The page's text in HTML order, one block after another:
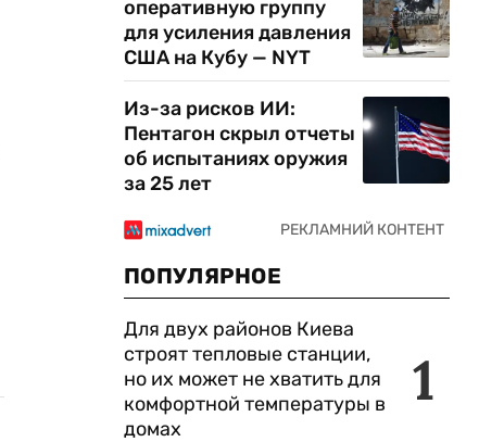
оперативную группу
для усиления давления
США на Кубу — NYT
Из-за рисков ИИ:
Пентагон скрыл отчеты
об испытаниях оружия
за 25 лет
ПОПУЛЯРНОЕ
1
Для двух районов Киева
строят тепловые станции,
но их может не хватить для
комфортной температуры в
домах